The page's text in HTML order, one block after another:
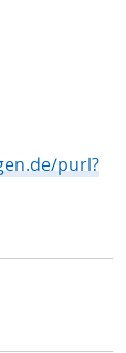
purl?